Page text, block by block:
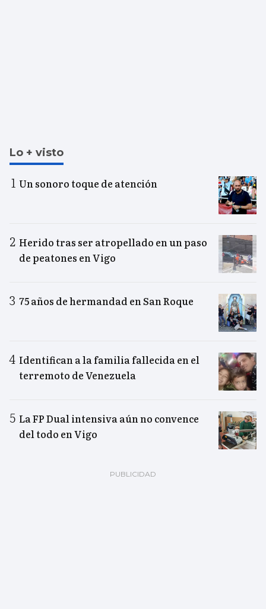
Lo + visto
Un sonoro toque de atención
Herido tras ser atropellado en un paso
de peatones en Vigo
75 años de hermandad en San Roque
Identifican a la familia fallecida en el
terremoto de Venezuela
La FP Dual intensiva aún no convence
del todo en Vigo